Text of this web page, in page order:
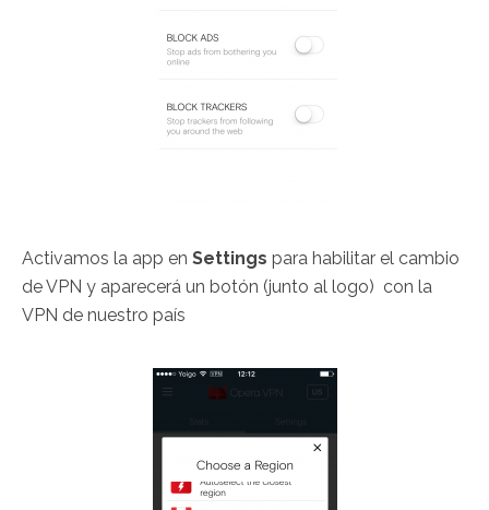
Activamos la app en Settings para habilitar el cambio
de VPN y aparecerá un botón (junto al logo) con la
VPN de nuestro país